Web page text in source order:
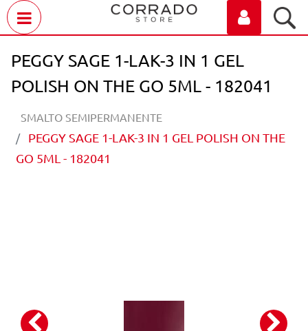
PEGGY SAGE 1-LAK-3 IN 1 GEL
POLISH ON THE GO 5ML - 182041
SMALTO SEMIPERMANENTE
PEGGY SAGE 1-LAK-3 IN 1 GEL POLISH ON THE
GO 5ML - 182041